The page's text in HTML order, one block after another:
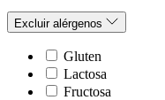
Excluir alérgenos
Gluten
Lactosa
Fructosa